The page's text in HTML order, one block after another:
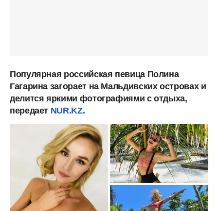
Популярная российская певица Полина
Гагарина загорает на Мальдивских островах и
делится яркими фотографиями с отдыха,
передает NUR.KZ.